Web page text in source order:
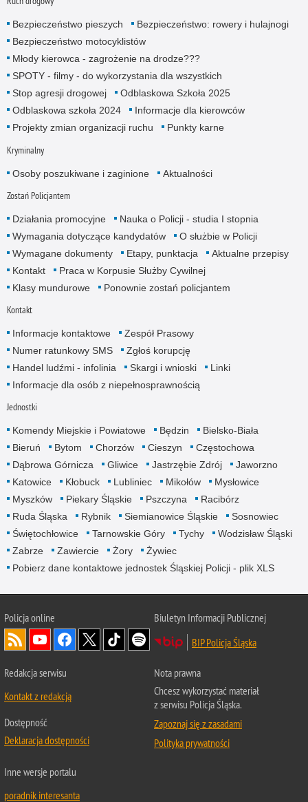
Bezpieczeństwo pieszych
Bezpieczeństwo: rowery i hulajnogi
Bezpieczeństwo motocyklistów
Młody kierowca - zagrożenie na drodze???
SPOTY - filmy - do wykorzystania dla wszystkich
Stop agresji drogowej
Odblaskowa Szkoła 2025
Odblaskowa szkoła 2024
Informacje dla kierowców
Projekty zmian organizacji ruchu
Punkty karne
Kryminalny
Osoby poszukiwane i zaginione Aktualności
Zostań Policjantem
Działania promocyjne
Nauka o Policji - studia I stopnia
Wymagania dotyczące kandydatów
O służbie w Policji
Wymagane dokumenty
Etapy, punktacja
Aktualne przepisy
Kontakt
Praca w Korpusie Służby Cywilnej
Klasy mundurowe
Ponownie zostań policjantem
Kontakt
Informacje kontaktowe
Zespół Prasowy
Numer ratunkowy SMS
Zgłoś korupcję
Handel ludźmi - infolinia
Skargi i wnioski
Linki
Informacje dla osób z niepełnosprawnością
Jednostki
Komendy Miejskie i Powiatowe Będzin
Bielsko-Biała
Bieruń
Bytom Chorzów Cieszyn
Częstochowa
Dąbrowa Górnicza
Gliwice Jastrzębie Zdrój
Jaworzno
Katowice
Kłobuck Lubliniec Mikołów
Mysłowice
Myszków
Piekary Śląskie Pszczyna
Racibórz
Ruda Śląska
Rybnik Siemianowice Śląskie
Sosnowiec
Świętochłowice
Tarnowskie Góry Tychy
Wodzisław Śląski
Zabrze
Zawiercie Żory
Żywiec
Pobierz dane kontaktowe jednostek Śląskiej Policji - plik XLS
Policja online
Biuletyn Informacji Publicznej
BIP Policja Śląska
Redakcja serwisu
Kontakt z redakcją
Dostępność
Deklaracja dostępności
Nota prawna
Chcesz wykorzystać materiał
z serwisu Policja Śląska.
Zapoznaj się z zasadami
Polityka prywatności
Inne wersje portalu
poradnik interesanta